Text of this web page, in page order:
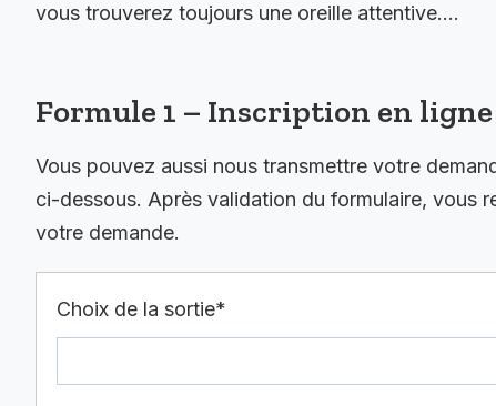
vous trouverez toujours une oreille attentive….
Formule 1 – Inscription en ligne
Vous pouvez aussi nous transmettre votre
ci-dessous. Après validation du formulaire, vous
votre demande.
Choix de la sortie*